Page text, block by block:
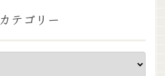
カテゴリー